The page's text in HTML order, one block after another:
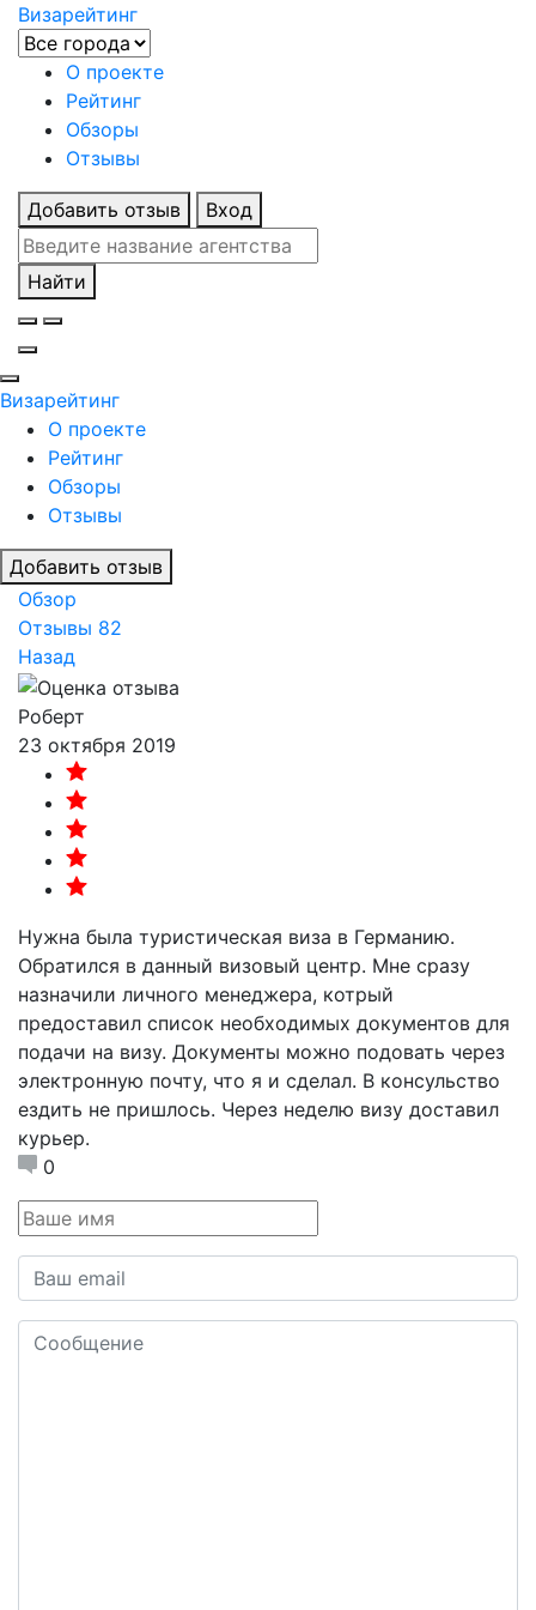
Визарейтинг
О проекте
Рейтинг
Обзоры
Отзывы
Добавить отзыв Вход
Найти
Визарейтинг
О проекте
Рейтинг
Обзоры
Отзывы
Добавить отзыв
Обзор
Отзывы 82
Назад
Роберт
23 октября 2019
Нужна была туристическая виза в Германию.
Обратился в данный визовый центр. Мне сразу
назначили личного менеджера, котрый
предоставил список необходимых документов для
подачи на визу. Документы можно подовать через
электронную почту, что я и сделал. В консульство
ездить не пришлось. Через неделю визу доставил
курьер.
0